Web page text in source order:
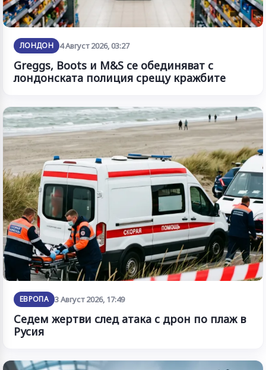
ЛОНДОН 4 Август 2026, 03:27
Greggs, Boots и M&S се обединяват с
лондонската полиция срещу кражбите
ЕВРОПА 3 Август 2026, 17:49
Седем жертви след атака с дрон по плаж в
Русия